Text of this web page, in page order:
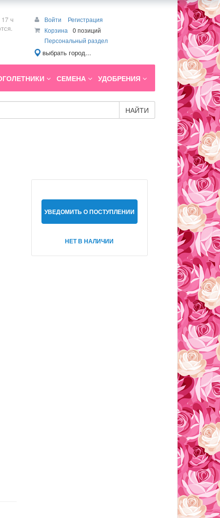
ч
Войти
Регистрация
Корзина
0 позиций
Персональный раздел
выбрать город...
СЕМЕНА УДОБРЕНИЯ
НАЙТИ
УВЕДОМИТЬ О ПОСТУПЛЕНИИ
НЕТ В НАЛИЧИИ